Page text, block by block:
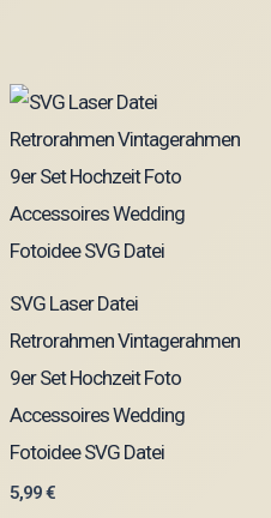
SVG Laser Datei
Retrorahmen Vintagerahmen
9er Set Hochzeit Foto
Accessoires Wedding
Fotoidee SVG Datei
5,99€